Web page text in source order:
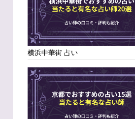
横浜中華街 占い